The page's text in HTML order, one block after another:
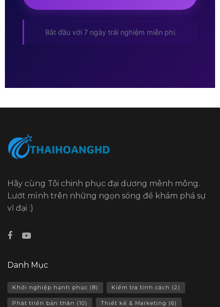
Bắt đầu với 7 ngày trải nghiệm miễn phí.
Hãy cùng Tôi chinh phục đại dương mênh mông.
Lướt mình trên những ngọn sóng để khám phá sự
vĩ đại :)
Danh Mục
Khởi nghiệp hạnh phúc (8) Kiểm tra tính cách (2)
Phát triển bản thân (10) Thiết kế & Marketing (6)